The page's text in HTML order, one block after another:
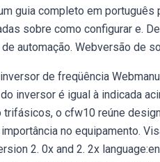
guia completo em
sobre como configurar e.
automação. Webversão de
de freqüência
inversor é igual à indicada
o cfw10 reúne
no equipamento.
2. 0x and 2. 2x